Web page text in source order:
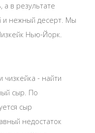
а в результате
и нежный десерт. Мы
Нью-Йорк.
- найти
сыр. По
сыр
недостаток